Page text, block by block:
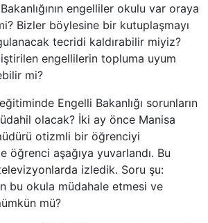
engelliler okulu var oraya
Bizler böylesine bir kutuplaşmayı
tecridi kaldırabilir miyiz?
engellilerin topluma uyum
mi?
Engelli Bakanlığı sorunların
olacak? İki ay önce Manisa
otizmli bir öğrenciyi
öğrenci aşağıya yuvarlandı. Bu
izledik. Soru şu:
bu okula müdahale etmesi ve
mü?